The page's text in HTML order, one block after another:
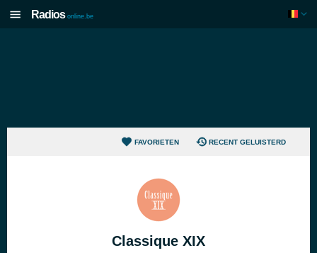
Radios online.be
FAVORIETEN RECENT GELUISTERD
Classique XIX